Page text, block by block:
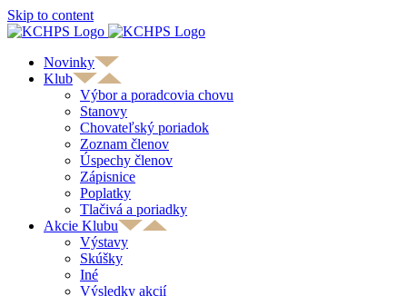
Skip to content
Novinky
Klub
Výbor a poradcovia chovu
Stanovy
Chovateľský poriadok
Zoznam členov
Úspechy členov
Zápisnice
Poplatky
Tlačivá a poriadky
Akcie Klubu
Výstavy
Skúšky
Iné
Výsledky akcií